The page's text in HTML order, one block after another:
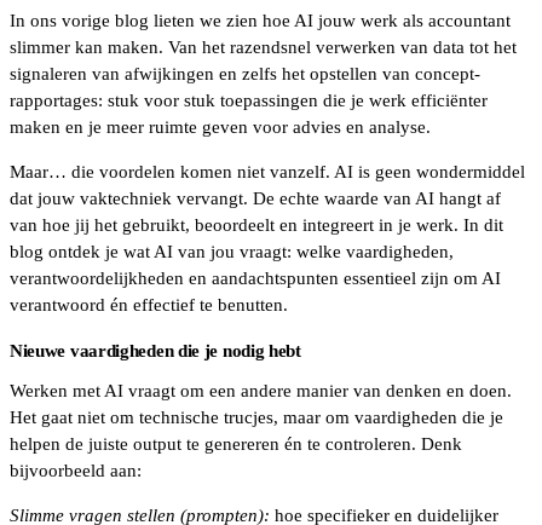
In ons vorige blog lieten we zien hoe AI jouw werk als accountant
slimmer kan maken. Van het razendsnel verwerken van data tot het
signaleren van afwijkingen en zelfs het opstellen van concept-
rapportages: stuk voor stuk toepassingen die je werk efficiënter
maken en je meer ruimte geven voor advies en analyse.
Maar… die voordelen komen niet vanzelf. AI is geen wondermiddel
dat jouw vaktechniek vervangt. De echte waarde van AI hangt af
van hoe jij het gebruikt, beoordeelt en integreert in je werk. In dit
blog ontdek je wat AI van jou vraagt: welke vaardigheden,
verantwoordelijkheden en aandachtspunten essentieel zijn om AI
verantwoord én effectief te benutten.
Nieuwe vaardigheden die je nodig hebt
Werken met AI vraagt om een andere manier van denken en doen.
Het gaat niet om technische trucjes, maar om vaardigheden die je
helpen de juiste output te genereren én te controleren. Denk
bijvoorbeeld aan:
Slimme vragen stellen (prompten): hoe specifieker en duidelijker